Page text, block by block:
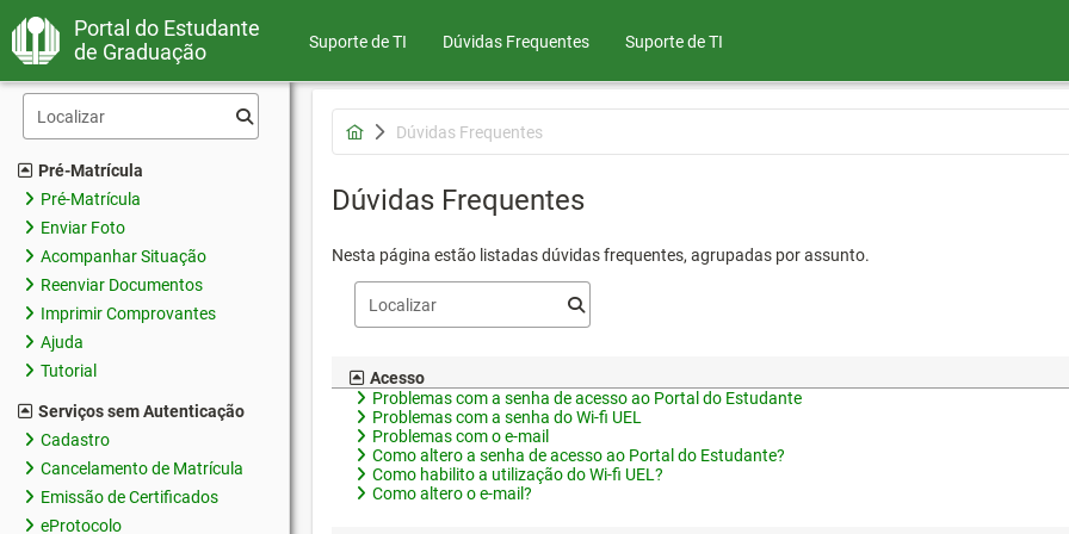
Portal do Estudante
de Graduação
Suporte de TI Dúvidas Frequentes Suporte de TI
Pré-Matrícula
Pré-Matrícula
Enviar Foto
Acompanhar Situação
Reenviar Documentos
Imprimir Comprovantes
Ajuda
Tutorial
Serviços sem Autenticação
Cadastro
Cancelamento de Matrícula
Emissão de Certificados
eProtocolo
Dúvidas Frequentes
Dúvidas Frequentes
Nesta página estão listadas dúvidas frequentes, agrupadas por assunto.
Acesso
Problemas com a senha de acesso ao Portal do Estudante
Problemas com a senha do Wi-fi UEL
Problemas com o e-mail
Como altero a senha de acesso ao Portal do Estudante?
Como habilito a utilização do Wi-fi UEL?
Como altero o e-mail?